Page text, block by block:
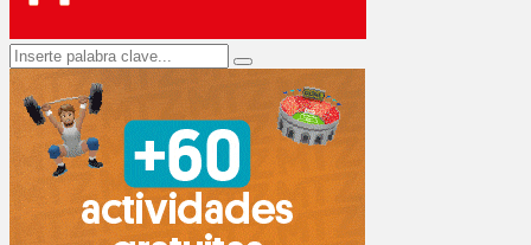
Search
for:
Search